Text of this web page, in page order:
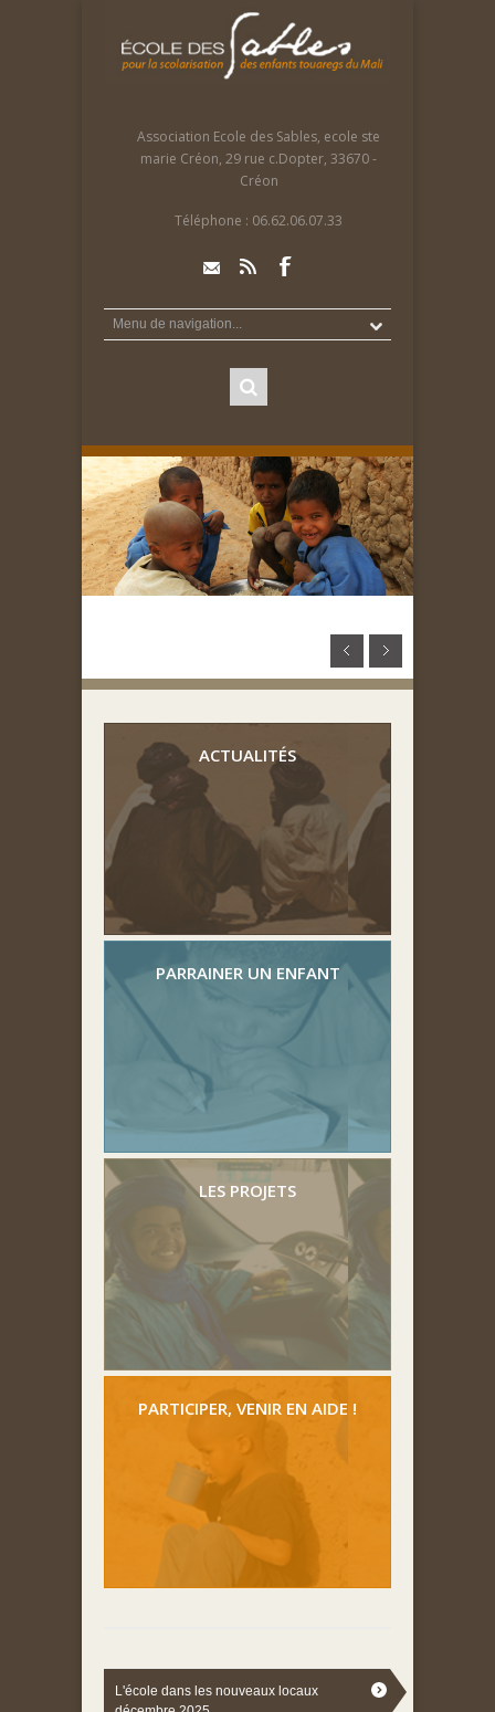
Association Ecole des Sables, ecole ste
marie Créon, 29 rue c.Dopter, 33670 -
Créon
Téléphone : 06.62.06.07.33
ACTUALITÉS
PARRAINER UN ENFANT
LES PROJETS
PARTICIPER, VENIR EN AIDE !
L'école dans les nouveaux locaux